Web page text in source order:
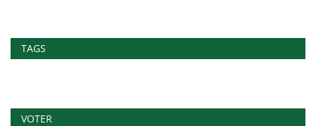
TAGS
VOTER